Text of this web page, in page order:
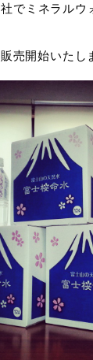
でミネラルウ
売開始いたし